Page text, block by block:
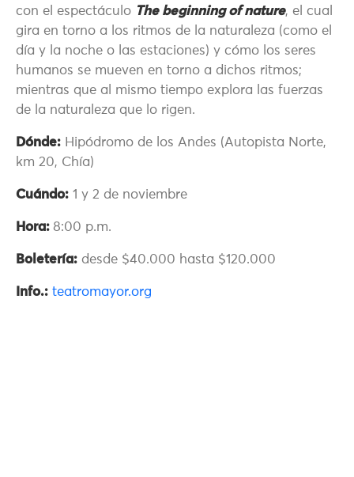
con el espectáculo The beginning of nature, el cual
gira en torno a los ritmos de la naturaleza (como el
día y la noche o las estaciones) y cómo los seres
humanos se mueven en torno a dichos ritmos;
mientras que al mismo tiempo explora las fuerzas
de la naturaleza que lo rigen.
Dónde: Hipódromo de los Andes (Autopista Norte,
km 20, Chía)
Cuándo: 1 y 2 de noviembre
Hora: 8:00 p.m.
Boletería: desde $40.000 hasta $120.000
Info.: teatromayor.org